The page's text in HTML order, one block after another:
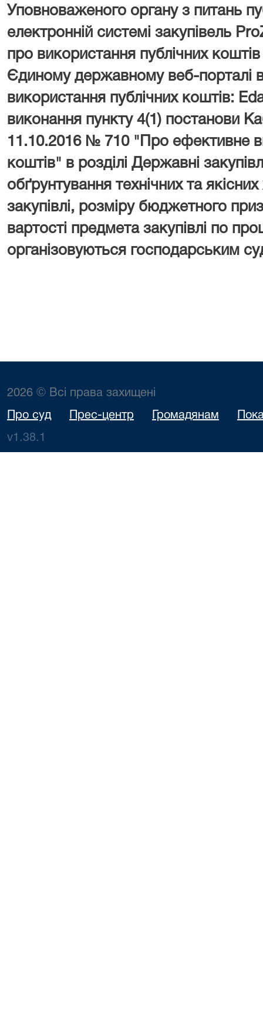
Уповноваженого органу з питань
електронній системі закупівель
про використання публічних
Єдиному державному веб-порталі
використання публічних коштів:
виконання пункту 4(1) постанови
11.10.2016 № 710 "Про ефективне
коштів" в розділі Державні
обґрунтування технічних та
закупівлі, розміру бюджетного
вартості предмета закупівлі по
організовуються господарським
2026 © Всі права захищені
Про суд Прес-центр Громадянам
v1.38.1